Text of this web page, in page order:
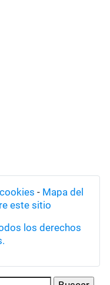
- Mapa del
este sitio
los derechos